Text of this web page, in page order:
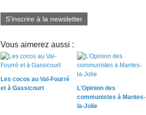
S'inscrire à la newsletter
Vous aimerez aussi :
Les cocos au Val-Fourré
et à Gassicourt
L'Opinion des
communistes à Mantes-
la-Jolie